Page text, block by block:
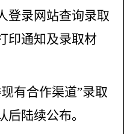
登录网站查询录取
印通知及录取材
有合作渠道”录取
后陆续公布。